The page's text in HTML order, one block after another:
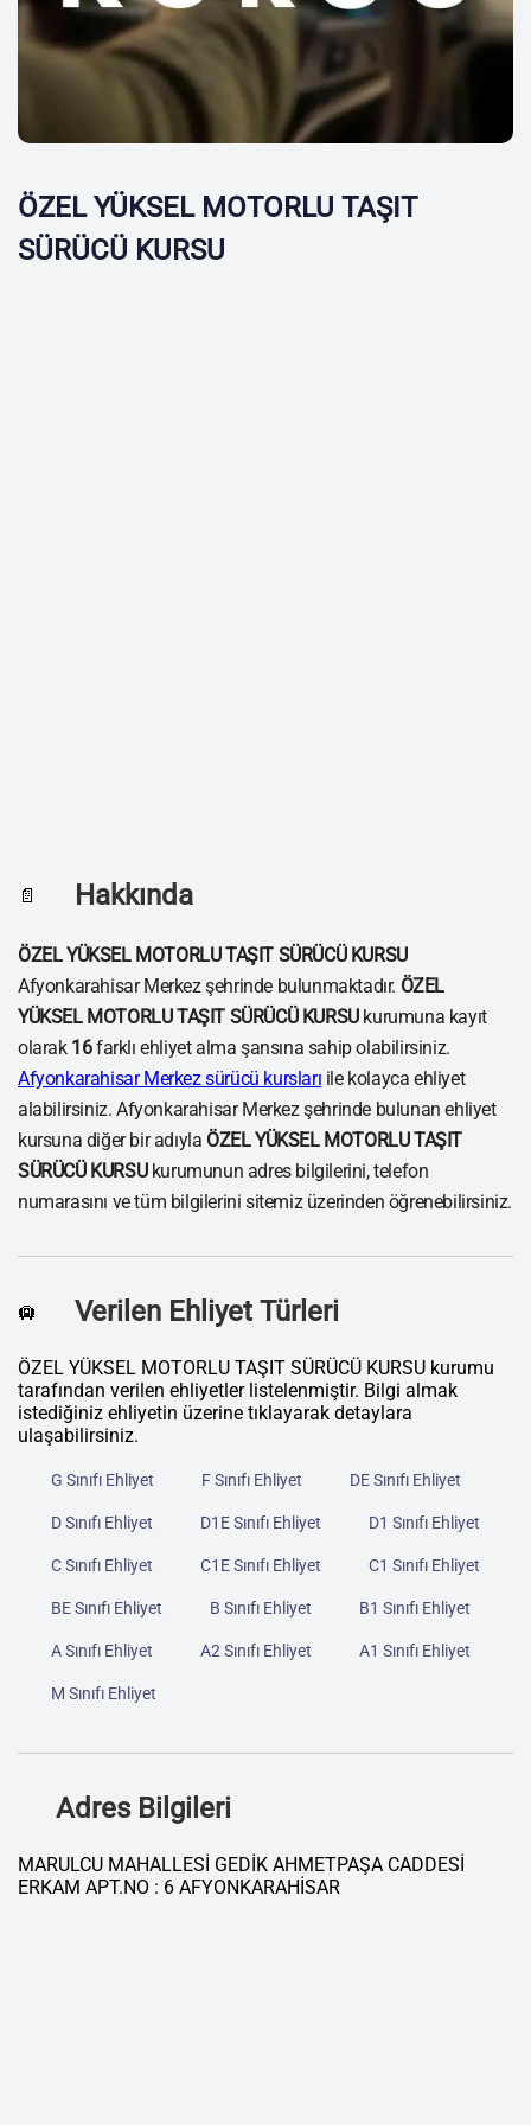
ÖZEL YÜKSEL MOTORLU TAŞIT
SÜRÜCÜ KURSU
📄 Hakkında
ÖZEL YÜKSEL MOTORLU TAŞIT SÜRÜCÜ KURSU
Afyonkarahisar Merkez şehrinde bulunmaktadır. ÖZEL
YÜKSEL MOTORLU TAŞIT SÜRÜCÜ KURSUkurumuna kayıt
olarak 16farklı ehliyet alma şansına sahip olabilirsiniz.
Afyonkarahisar Merkez sürücü kursları ile kolayca ehliyet
alabilirsiniz. Afyonkarahisar Merkez şehrinde bulunan ehliyet
kursuna diğer bir adıyla ÖZEL YÜKSEL MOTORLU TAŞIT
SÜRÜCÜ KURSUkurumunun adres bilgilerini, telefon
numarasını ve tüm bilgilerini sitemiz üzerinden öğrenebilirsiniz.
🛄 Verilen Ehliyet Türleri
ÖZEL YÜKSEL MOTORLU TAŞIT SÜRÜCÜ KURSU kurumu
tarafından verilen ehliyetler listelenmiştir. Bilgi almak
istediğiniz ehliyetin üzerine tıklayarak detaylara
ulaşabilirsiniz.
G Sınıfı Ehliyet F Sınıfı Ehliyet DE Sınıfı Ehliyet
D Sınıfı Ehliyet D1E Sınıfı Ehliyet D1 Sınıfı Ehliyet
C Sınıfı Ehliyet C1E Sınıfı Ehliyet C1 Sınıfı Ehliyet
BE Sınıfı Ehliyet B Sınıfı Ehliyet B1 Sınıfı Ehliyet
A Sınıfı Ehliyet A2 Sınıfı Ehliyet A1 Sınıfı Ehliyet
M Sınıfı Ehliyet
Adres Bilgileri
MARULCU MAHALLESİ GEDİK AHMETPAŞA CADDESİ
ERKAM APT.NO : 6 AFYONKARAHİSAR